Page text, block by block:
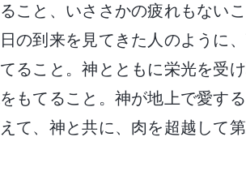
こと、いささかの疲れもない
の到来を見てきた人のように
ること。神とともに栄光を受
もてること。神が地上で愛す
て、神と共に、肉を超越して